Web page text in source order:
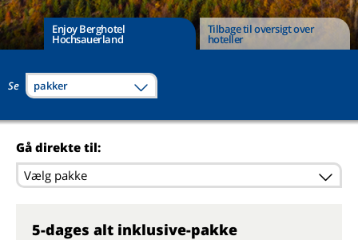
Enjoy Berghotel
Hochsauerland
Tilbage til oversigt over
hoteller
Se pakker
Gå direkte til:
Vælg pakke
5-dages alt inklusive-pakke